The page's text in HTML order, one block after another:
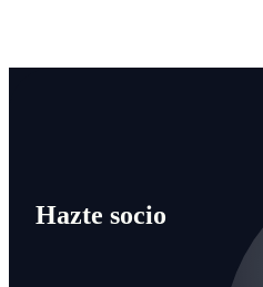
Hazte socio